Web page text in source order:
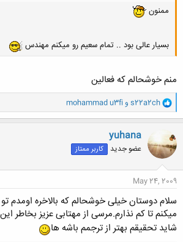
ممنون
بسیار عالی بود .. تمام سعیم رو میکنم مهندس
منم خوشحالم که فعالین
و
ا
ک
ش
ه
ا
s22a2ch و mohammad u3fi
yuhana
عضو جدید کاربر ممتاز
May 24, 2009
سلام دوستان خیلی خوشحالم که بالاخره اومدم
میکنم تا کم نذارم.مرسی از مهتابی عزیز بخاطر
شاید تحقیقم بهتر از ترجمم باشه ها